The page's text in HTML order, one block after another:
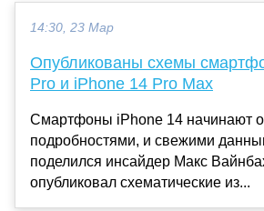
14:30, 23 Мар
Опубликованы схемы
Pro и iPhone 14 Pro Max
Смартфоны iPhone 14 начинают
подробностями, и свежими
поделился инсайдер Макс
опубликовал схематические из...